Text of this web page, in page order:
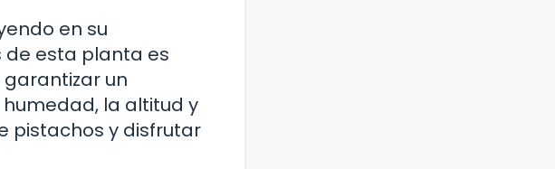
en su
de esta planta es
un
la altitud y
pistachos y disfrutar